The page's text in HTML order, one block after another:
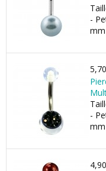
-
mm
-
mm